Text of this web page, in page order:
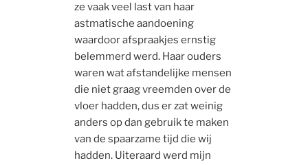
ze vaak veel last van haar
astmatische aandoening
waardoor afspraakjes ernstig
belemmerd werd. Haar ouders
waren wat afstandelijke mensen
die niet graag vreemden over de
vloer hadden, dus er zat weinig
anders op dan gebruik te maken
van de spaarzame tijd die wij
hadden. Uiteraard werd mijn